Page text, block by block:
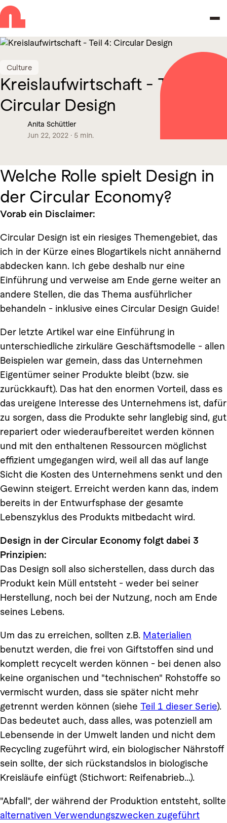
Skip to navigation
Skip to main content
Culture
Kreislaufwirtschaft - Teil 4:
Circular Design
Anita Schüttler
Jun 22, 2022 · 5 min.
Welche Rolle spielt Design in
der Circular Economy?
Vorab ein Disclaimer:
Circular Design ist ein riesiges Themengebiet, das
ich in der Kürze eines Blogartikels nicht annähernd
abdecken kann. Ich gebe deshalb nur eine
Einführung und verweise am Ende gerne weiter an
andere Stellen, die das Thema ausführlicher
behandeln - inklusive eines Circular Design Guide!
Der letzte Artikel war eine Einführung in
unterschiedliche zirkuläre Geschäftsmodelle - allen
Beispielen war gemein, dass das Unternehmen
Eigentümer seiner Produkte bleibt (bzw. sie
zurückkauft). Das hat den enormen Vorteil, dass es
das ureigene Interesse des Unternehmens ist, dafür
zu sorgen, dass die Produkte sehr langlebig sind, gut
repariert oder wiederaufbereitet werden können
und mit den enthaltenen Ressourcen möglichst
effizient umgegangen wird, weil all das auf lange
Sicht die Kosten des Unternehmens senkt und den
Gewinn steigert. Erreicht werden kann das, indem
bereits in der Entwurfsphase der gesamte
Lebenszyklus des Produkts mitbedacht wird.
Design in der Circular Economy folgt dabei 3
Prinzipien:
Das Design soll also sicherstellen, dass durch das
Produkt kein Müll entsteht - weder bei seiner
Herstellung, noch bei der Nutzung, noch am Ende
seines Lebens.
Um das zu erreichen, sollten z.B. Materialien
benutzt werden, die frei von Giftstoffen sind und
komplett recycelt werden können - bei denen also
keine organischen und "technischen" Rohstoffe so
vermischt wurden, dass sie später nicht mehr
getrennt werden können (siehe Teil 1 dieser Serie).
Das bedeutet auch, dass alles, was potenziell am
Lebensende in der Umwelt landen und nicht dem
Recycling zugeführt wird, ein biologischer Nährstoff
sein sollte, der sich rückstandslos in biologische
Kreisläufe einfügt (Stichwort: Reifenabrieb...).
"Abfall", der während der Produktion entsteht, sollte
alternativen Verwendungszwecken zugeführt